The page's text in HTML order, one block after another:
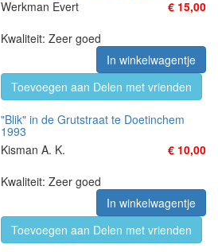
Werkman Evert
€ 15,00
Kwaliteit: Zeer goed
In winkelwagentje
Toevoegen aan Delen met vrienden
"Blik" in de Grutstraat te Doetinchem
1993
Kisman A. K.
€ 10,00
Kwaliteit: Zeer goed
In winkelwagentje
Toevoegen aan Delen met vrienden